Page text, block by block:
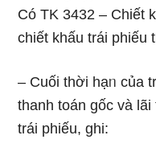
Có TK 3432 – Chiết
chiết khấu trái phiếu
– Cuối thời hạᥒ của
thanh toán ɡốc và
trái phiếu, ɡhi: